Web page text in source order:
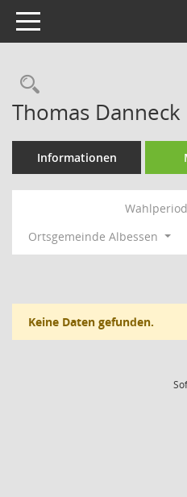
Toggle navigation
Thomas Danneck
Informationen
Ortsgemeinde Albessen
Keine Daten gefunden.